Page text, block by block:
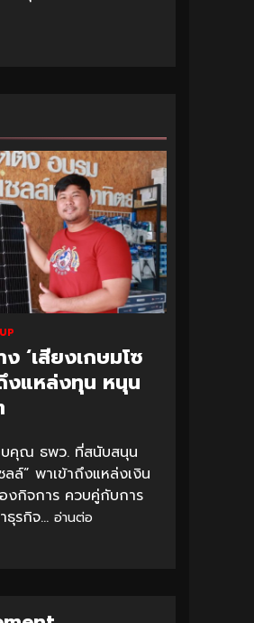
‘เสียงเกษมโซ
งแหล่งทุน หนุน
บคุณ ธพว. ที่สนับสนุน
ลล์” พาเข้าถึงแหล่งเงิน
งกิจการ ควบคู่กับการ
ธุรกิจ... อ่านต่อ